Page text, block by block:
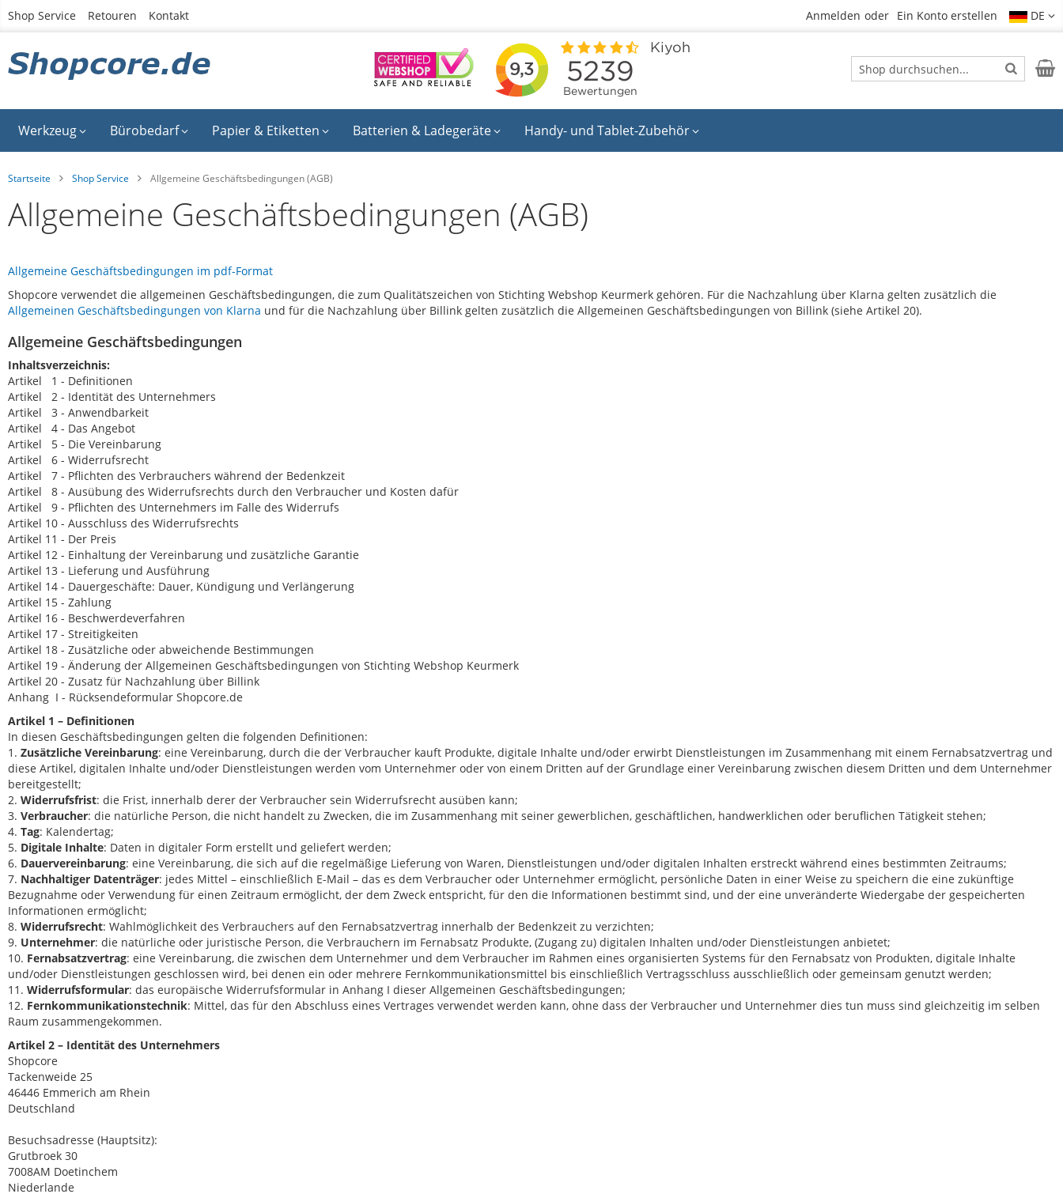
Zum
Shop Service Retouren Kontakt Anmelden Ein Konto erstellen DE
Suche
Suche
Werkzeug Bürobedarf Papier & Etiketten Batterien & Ladegeräte Handy- und Tablet-Zubehör
Startseite Shop Service Allgemeine Geschäftsbedingungen (AGB)
Allgemeine Geschäftsbedingungen (AGB)
Allgemeine Geschäftsbedingungen im pdf-Format
Shopcore verwendet die allgemeinen Geschäftsbedingungen, die zum Qualitätszeichen von Stichting Webshop Keurmerk gehören. Für die Nachzahlung über Klarna gelten zusätzlich die
Allgemeinen Geschäftsbedingungen von Klarna und für die Nachzahlung über Billink gelten zusätzlich die Allgemeinen Geschäftsbedingungen von Billink (siehe Artikel 20).
Allgemeine Geschäftsbedingungen
Inhaltsverzeichnis:
Artikel 1 - Definitionen
Artikel 2 - Identität des Unternehmers
Artikel 3 - Anwendbarkeit
Artikel 4 - Das Angebot
Artikel 5 - Die Vereinbarung
Artikel 6 - Widerrufsrecht
Artikel 7 - Pflichten des Verbrauchers während der Bedenkzeit
Artikel 8 - Ausübung des Widerrufsrechts durch den Verbraucher und Kosten dafür
Artikel 9 - Pflichten des Unternehmers im Falle des Widerrufs
Artikel 10 - Ausschluss des Widerrufsrechts
Artikel 11 - Der Preis
Artikel 12 - Einhaltung der Vereinbarung und zusätzliche Garantie
Artikel 13 - Lieferung und Ausführung
Artikel 14 - Dauergeschäfte: Dauer, Kündigung und Verlängerung
Artikel 15 - Zahlung
Artikel 16 - Beschwerdeverfahren
Artikel 17 - Streitigkeiten
Artikel 18 - Zusätzliche oder abweichende Bestimmungen
Artikel 19 - Änderung der Allgemeinen Geschäftsbedingungen von Stichting Webshop Keurmerk
Artikel 20 - Zusatz für Nachzahlung über Billink
Anhang I - Rücksendeformular Shopcore.de
Artikel 1 – Definitionen
In diesen Geschäftsbedingungen gelten die folgenden Definitionen:
1. Zusätzliche Vereinbarung: eine Vereinbarung, durch die der Verbraucher kauft Produkte, digitale Inhalte und/oder erwirbt Dienstleistungen im Zusammenhang mit einem Fernabsatzvertrag und
diese Artikel, digitalen Inhalte und/oder Dienstleistungen werden vom Unternehmer oder von einem Dritten auf der Grundlage einer Vereinbarung zwischen diesem Dritten und dem Unternehmer
bereitgestellt;
2. Widerrufsfrist: die Frist, innerhalb derer der Verbraucher sein Widerrufsrecht ausüben kann;
3. Verbraucher: die natürliche Person, die nicht handelt zu Zwecken, die im Zusammenhang mit seiner gewerblichen, geschäftlichen, handwerklichen oder beruflichen Tätigkeit stehen;
4. Tag: Kalendertag;
5. Digitale Inhalte: Daten in digitaler Form erstellt und geliefert werden;
6. Dauervereinbarung: eine Vereinbarung, die sich auf die regelmäßige Lieferung von Waren, Dienstleistungen und/oder digitalen Inhalten erstreckt während eines bestimmten Zeitraums;
7. Nachhaltiger Datenträger: jedes Mittel – einschließlich E-Mail – das es dem Verbraucher oder Unternehmer ermöglicht, persönliche Daten in einer Weise zu speichern die eine zukünftige
Bezugnahme oder Verwendung für einen Zeitraum ermöglicht, der dem Zweck entspricht, für den die Informationen bestimmt sind, und der eine unveränderte Wiedergabe der gespeicherten
Informationen ermöglicht;
8. Widerrufsrecht: Wahlmöglichkeit des Verbrauchers auf den Fernabsatzvertrag innerhalb der Bedenkzeit zu verzichten;
9. Unternehmer: die natürliche oder juristische Person, die Verbrauchern im Fernabsatz Produkte, (Zugang zu) digitalen Inhalten und/oder Dienstleistungen anbietet;
10. Fernabsatzvertrag: eine Vereinbarung, die zwischen dem Unternehmer und dem Verbraucher im Rahmen eines organisierten Systems für den Fernabsatz von Produkten, digitale Inhalte
und/oder Dienstleistungen geschlossen wird, bei denen ein oder mehrere Fernkommunikationsmittel bis einschließlich Vertragsschluss ausschließlich oder gemeinsam genutzt werden;
11. Widerrufsformular: das europäische Widerrufsformular in Anhang I dieser Allgemeinen Geschäftsbedingungen;
12. Fernkommunikationstechnik: Mittel, das für den Abschluss eines Vertrages verwendet werden kann, ohne dass der Verbraucher und Unternehmer dies tun muss sind gleichzeitig im selben
Raum zusammengekommen.
Artikel 2 – Identität des Unternehmers
Shopcore
Tackenweide 25
46446 Emmerich am Rhein
Deutschland
Besuchsadresse (Hauptsitz):
Grutbroek 30
7008AM Doetinchem
Niederlande